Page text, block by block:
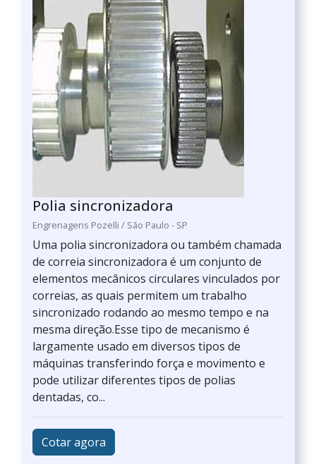
Polia sincronizadora
Engrenagens Pozelli / São Paulo - SP
Uma polia sincronizadora ou também chamada
de correia sincronizadora é um conjunto de
elementos mecânicos circulares vinculados por
correias, as quais permitem um trabalho
sincronizado rodando ao mesmo tempo e na
mesma direção.Esse tipo de mecanismo é
largamente usado em diversos tipos de
máquinas transferindo força e movimento e
pode utilizar diferentes tipos de polias
dentadas, co...
Cotar agora